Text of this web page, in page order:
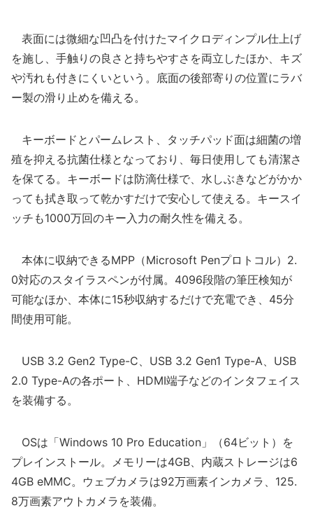
表面には微細な凹凸を付けたマイクロディンプル仕上げ
を施し、手触りの良さと持ちやすさを両立したほか、キズ
や汚れも付きにくいという。底面の後部寄りの位置にラバ
ー製の滑り止めを備える。
キーボードとパームレスト、タッチパッド面は細菌の増
殖を抑える抗菌仕様となっており、毎日使用しても清潔さ
を保てる。キーボードは防滴仕様で、水しぶきなどがかか
っても拭き取って乾かすだけで安心して使える。キースイ
ッチも1000万回のキー入力の耐久性を備える。
本体に収納できるMPP（Microsoft Penプロトコル）2.
0対応のスタイラスペンが付属。4096段階の筆圧検知が
可能なほか、本体に15秒収納するだけで充電でき、45分
間使用可能。
USB 3.2 Gen2 Type-C、USB 3.2 Gen1 Type-A、USB
2.0 Type-Aの各ポート、HDMI端子などのインタフェイス
を装備する。
OSは「Windows 10 Pro Education」（64ビット）を
プレインストール。メモリーは4GB、内蔵ストレージは6
4GB eMMC。ウェブカメラは92万画素インカメラ、125.
8万画素アウトカメラを装備。